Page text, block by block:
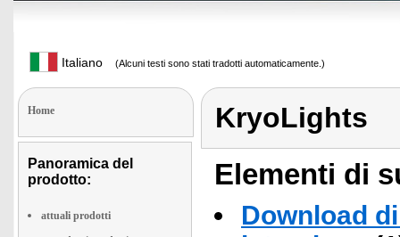
Italiano (Alcuni testi sono stati tradotti automaticamente.)
Home
Panoramica del
prodotto:
attuali prodotti
KryoLights
Elementi di
Download